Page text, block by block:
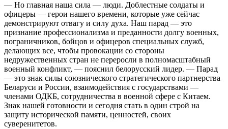
— Но главная наша сила — люди. Доблестные солдаты и
офицеры — герои нашего времени, которые уже сейчас
демонстрируют отвагу и силу духа. Наш парад — это
признание профессионализма и преданности долгу военных,
пограничников, бойцов и офицеров специальных служб,
делающих все, чтобы провокации со стороны
недружественных стран не переросли в полномасштабный
военный конфликт, — пояснил белорусский лидер. — Парад
— это знак силы союзнического стратегического партнерства
Беларуси и России, взаимодействия с государствами —
членами ОДКБ, сотрудничества в военной сфере с Китаем.
Знак нашей готовности и сегодня стать в один строй на
защиту исторической памяти, ценностей, своих
суверенитетов.